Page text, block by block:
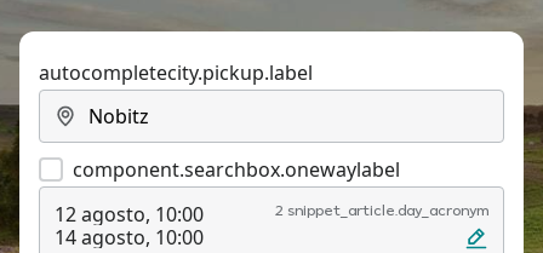
autocompletecity.pickup.label
component.searchbox.onewaylabel
12 agosto, 10:00
14 agosto, 10:00
2 snippet_article.day_acronym